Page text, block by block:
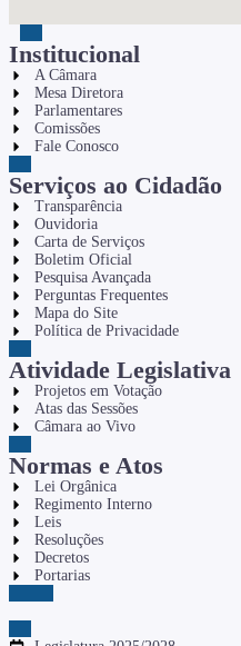
Institucional
A Câmara
Mesa Diretora
Parlamentares
Comissões
Fale Conosco
Serviços ao Cidadão
Transparência
Ouvidoria
Carta de Serviços
Boletim Oficial
Pesquisa Avançada
Perguntas Frequentes
Mapa do Site
Política de Privacidade
Atividade Legislativa
Projetos em Votação
Atas das Sessões
Câmara ao Vivo
Normas e Atos
Lei Orgânica
Regimento Interno
Leis
Resoluções
Decretos
Portarias